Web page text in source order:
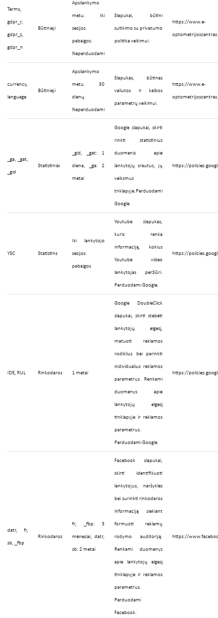
Terms,
gdpr_r,
gdpr_s,
gdpr_n
Būtinieji
Apsilankymo
metu. Iki
sesijos
pabaigos.
Neperduodami
Slapukai, būtini
sutikimo su privatumo
politika veikimui.
https://www.e-
currency,
language
Būtinieji
Apsilankymo
metu. 30
dienų.
Neperduodami
Slapukas, būtinas
valiutos ir kalbos
parametrų veikimui.
https://www.e-
_ga, _gat,
_gid
Statistiniai
_gid, _gat: 1
diena, _ga: 2
metai
Google slapukai, skirti
rinkti statistinius
duomenis apie
lankytojų srautus, jų
veiksmus
tnklapyje.Perduodami
Google.
https://
YSC Statistins
Iki lankytojo
sesijos
pabaigos
Youtube slapukas,
kuris renka
informaciją, kokius
Youtube video
lankytojas peržiūri.
Perduodami Google.
https://
IDE, RUL Rinkodaros 1 metai
Google DoubleClick
slapukai, skirti stebėti
lankytojų elgesį,
matuoti reklamos
rodiklius bei parinkti
individualius reklamos
parametrus. Renkami
duomenys apie
lankytojų elgesį
tinklapyje ir reklamos
parametrus.
Perduodami Google.
https://
datr, fr,
sb, _fbp
Rinkodaros
fr, _fbp: 3
mėnesiai, datr,
sb: 2 metai
Facebook slapukai,
skirti identifikuoti
lankytojus, naršykles
bei surinkti rinkodaros
informaciją siekiant
formuoti reklamų
rodymo auditoriją.
Renkami duomenys
apie lankytojų elgesį
tinklapyje ir reklamos
parametrus.
Perduodami
Facebook.
https://